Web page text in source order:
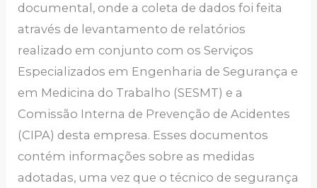
documental, onde a coleta de dados foi feita
através de levantamento de relatórios
realizado em conjunto com os Serviços
Especializados em Engenharia de Segurança e
em Medicina do Trabalho (SESMT) e a
Comissão Interna de Prevenção de Acidentes
(CIPA) desta empresa. Esses documentos
contém informações sobre as medidas
adotadas, uma vez que o técnico de segurança